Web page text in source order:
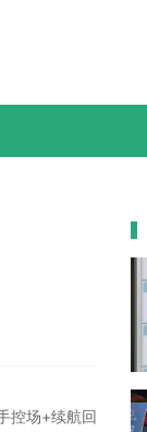
控场+续航回